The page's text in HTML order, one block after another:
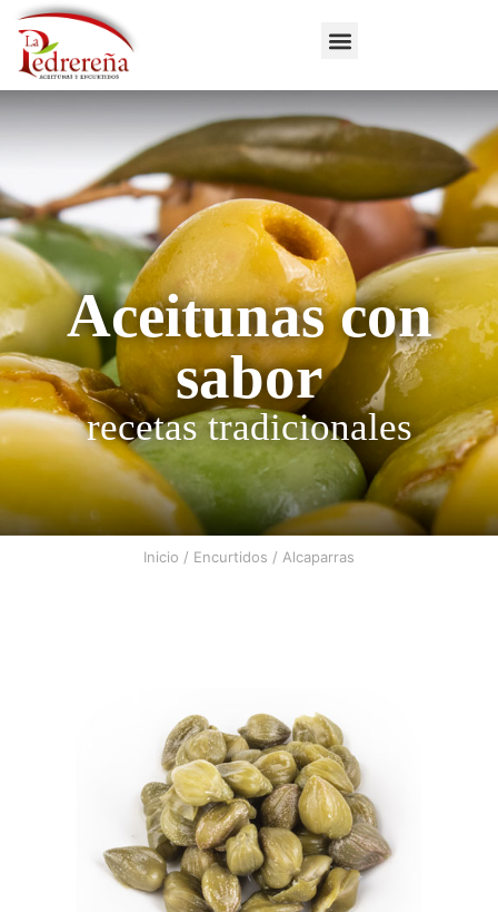
Aceitunas con
sabor
recetas tradicionales
Inicio / Encurtidos / Alcaparras